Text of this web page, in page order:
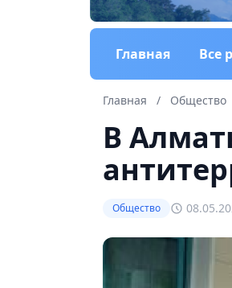
Главная Все
Главная / Общество
В
Общество